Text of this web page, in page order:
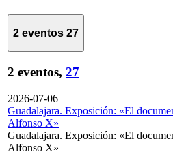
2 eventos 27
2 eventos, 27
2026-07-06
Guadalajara. Exposición: «El
Alfonso X»
Guadalajara. Exposición: «El
Alfonso X»